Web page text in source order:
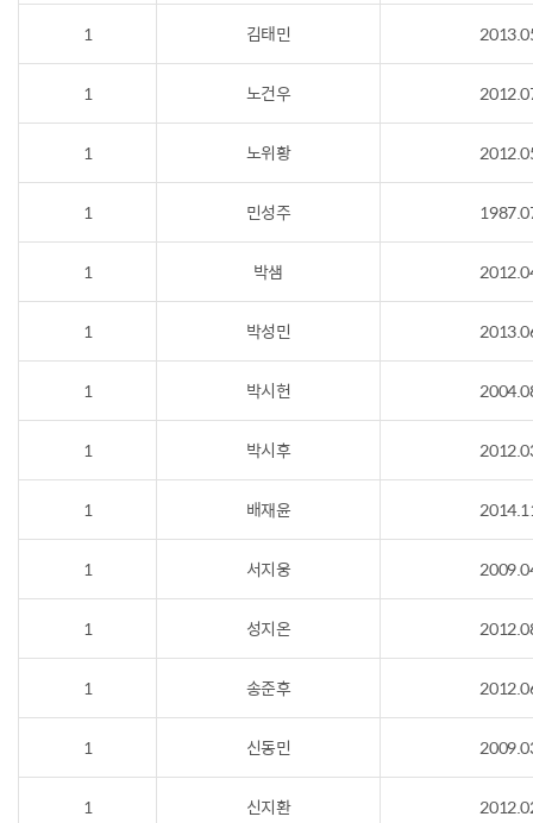
1 김태민
1 노건우
1 노위황
1 민성주
1 박샘
1 박성민
1 박시헌
1 박시후
1 배재윤
1 서지웅
1 성지온
1 송준후
1 신동민
1 신지환